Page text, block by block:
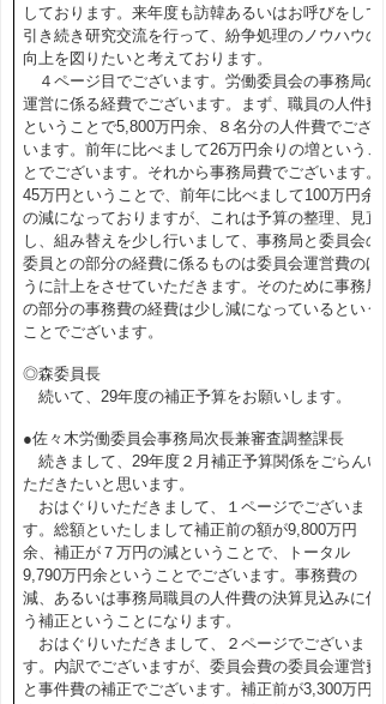
しております。来年度も訪韓あるいはお呼びをして
引き続き研究交流を行って、紛争処理のノウハウの
向上を図りたいと考えております。
４ページ目でございます。労働委員会の事務局の
運営に係る経費でございます。まず、職員の人件費
ということで5,800万円余、８名分の人件費でござ
います。前年に比べまして26万円余りの増というこ
とでございます。それから事務局費でございます。
45万円ということで、前年に比べまして100万円余
の減になっておりますが、これは予算の整理、見直
し、組み替えを少し行いまして、事務局と委員会の
委員との部分の経費に係るものは委員会運営費のほ
うに計上をさせていただきます。そのために事務局
の部分の事務費の経費は少し減になっているという
ことでございます。
◎森委員長
続いて、29年度の補正予算をお願いします。
●佐々木労働委員会事務局次長兼審査調整課長
続きまして、29年度２月補正予算関係をごらんい
ただきたいと思います。
おはぐりいただきまして、１ページでございま
す。総額といたしまして補正前の額が9,800万円
余、補正が７万円の減ということで、トータル
9,790万円余ということでございます。事務費の
減、あるいは事務局職員の人件費の決算見込みに伴
う補正ということになります。
おはぐりいただきまして、２ページでございま
す。内訳でございますが、委員会費の委員会運営費
と事件費の補正でございます。補正前が3,300万円